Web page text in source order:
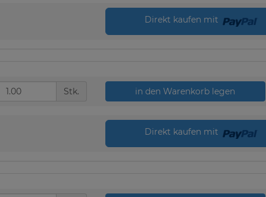
Direkt kaufen mit
Stk. in den Warenkorb legen
Direkt kaufen mit